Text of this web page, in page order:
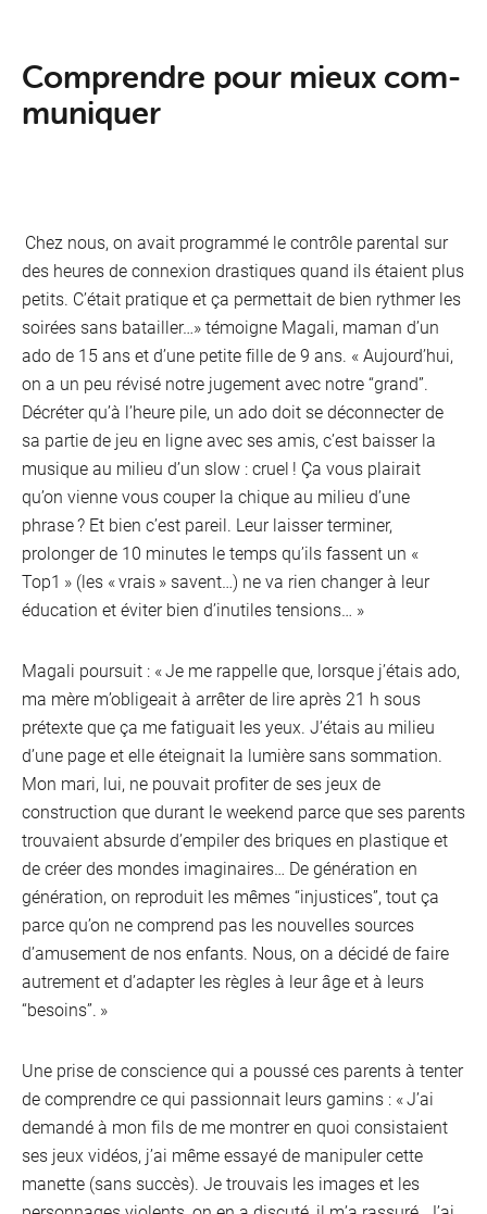
Mobile
VOO &
Com­prendre pour mieux com­
mu­ni­quer
Chez nous, on avait programmé le contrôle parental sur
des heures de connexion drastiques quand ils étaient plus
petits. C’était pratique et ça permettait de bien rythmer les
soirées sans batailler…» témoigne Magali, maman d’un
ado de 15 ans et d’une petite fille de 9 ans. « Aujourd’hui,
on a un peu révisé notre jugement avec notre “grand”.
Décréter qu’à l’heure pile, un ado doit se déconnecter de
sa partie de jeu en ligne avec ses amis, c’est baisser la
musique au milieu d’un slow : cruel ! Ça vous plairait
qu’on vienne vous couper la chique au milieu d’une
phrase ? Et bien c’est pareil. Leur laisser terminer,
prolonger de 10 minutes le temps qu’ils fassent un «
Top1 » (les « vrais » savent…) ne va rien changer à leur
éducation et éviter bien d’inutiles tensions… »
Magali poursuit : « Je me rappelle que, lorsque j’étais ado,
ma mère m’obligeait à arrêter de lire après 21 h sous
prétexte que ça me fatiguait les yeux. J’étais au milieu
d’une page et elle éteignait la lumière sans sommation.
Mon mari, lui, ne pouvait profiter de ses jeux de
construction que durant le weekend parce que ses parents
trouvaient absurde d’empiler des briques en plastique et
de créer des mondes imaginaires… De génération en
génération, on reproduit les mêmes “injustices”, tout ça
parce qu’on ne comprend pas les nouvelles sources
d’amusement de nos enfants. Nous, on a décidé de faire
autrement et d’adapter les règles à leur âge et à leurs
“besoins”. »
Une prise de conscience qui a poussé ces parents à tenter
de comprendre ce qui passionnait leurs gamins : « J’ai
demandé à mon fils de me montrer en quoi consistaient
ses jeux vidéos, j’ai même essayé de manipuler cette
manette (sans succès). Je trouvais les images et les